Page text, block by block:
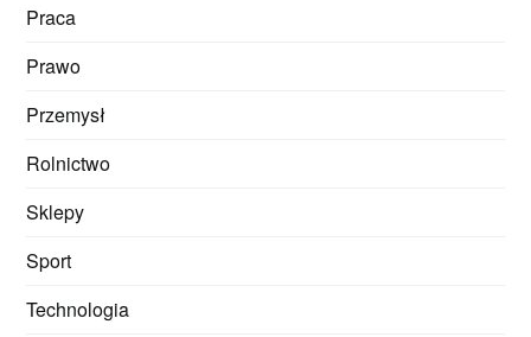
Praca
Prawo
Przemysł
Rolnictwo
Sklepy
Sport
Technologia